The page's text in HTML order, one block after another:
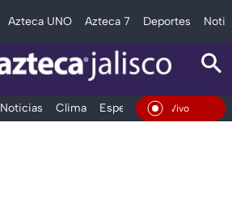
Azteca UNO Azteca 7 Deportes
Noticias Clima Espectáculos Deportes
En Vivo